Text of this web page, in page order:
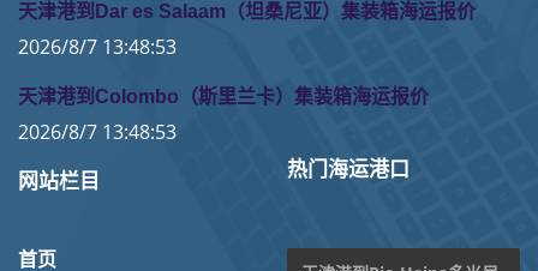
天津港到Dar es Salaam（坦桑尼亚）集装箱海运报价
2026/8/7 13:48:53
天津港到Colombo（斯里兰卡）集装箱海运报价
2026/8/7 13:48:53
网站栏目
首页
热门海运港口